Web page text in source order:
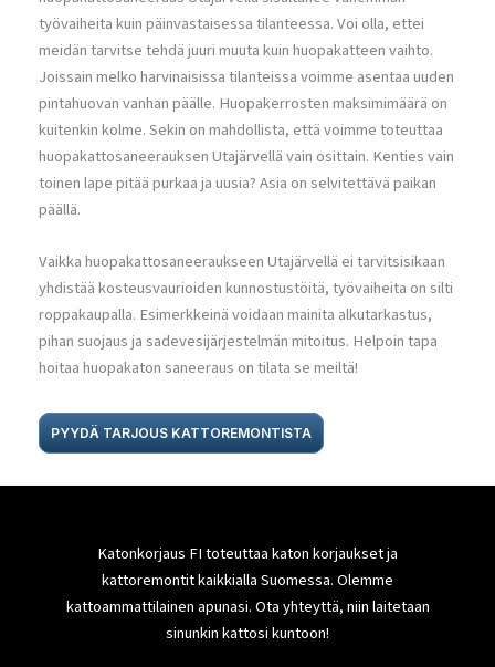
työvaiheita kuin päinvastaisessa tilanteessa. Voi olla, ettei
meidän tarvitse tehdä juuri muuta kuin huopakatteen vaihto.
Joissain melko harvinaisissa tilanteissa voimme asentaa uuden
pintahuovan vanhan päälle. Huopakerrosten maksimimäärä on
kuitenkin kolme. Sekin on mahdollista, että voimme toteuttaa
huopakattosaneerauksen Utajärvellä vain osittain. Kenties vain
toinen lape pitää purkaa ja uusia? Asia on selvitettävä paikan
päällä.
Vaikka huopakattosaneeraukseen Utajärvellä ei tarvitsisikaan
yhdistää kosteusvaurioiden kunnostustöitä, työvaiheita on silti
roppakaupalla. Esimerkkeinä voidaan mainita alkutarkastus,
pihan suojaus ja sadevesijärjestelmän mitoitus. Helpoin tapa
hoitaa huopakaton saneeraus on tilata se meiltä!
PYYDÄ TARJOUS KATTOREMONTISTA
Katonkorjaus FI toteuttaa katon korjaukset ja
kattoremontit kaikkialla Suomessa. Olemme
kattoammattilainen apunasi. Ota yhteyttä, niin laitetaan
sinunkin kattosi kuntoon!